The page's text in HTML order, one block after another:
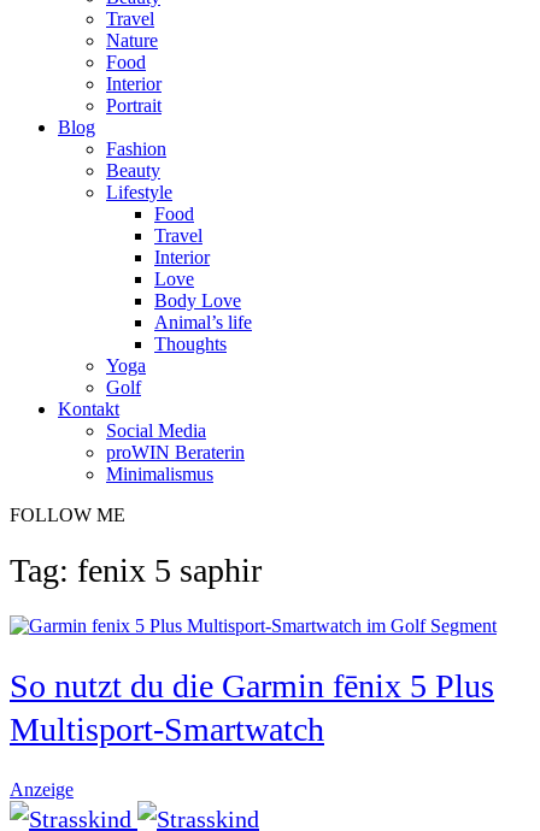
Travel
Nature
Food
Interior
Portrait
Blog
Fashion
Beauty
Lifestyle
Food
Travel
Interior
Love
Body Love
Animal’s life
Thoughts
Yoga
Golf
Kontakt
Social Media
proWIN Beraterin
Minimalismus
FOLLOW ME
Tag: fenix 5 saphir
So nutzt du die Garmin fēnix 5 Plus
Multisport-Smartwatch
Anzeige